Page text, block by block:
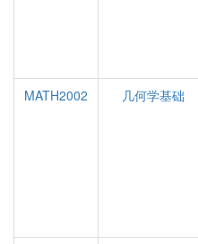
MATH2002
几何学基础